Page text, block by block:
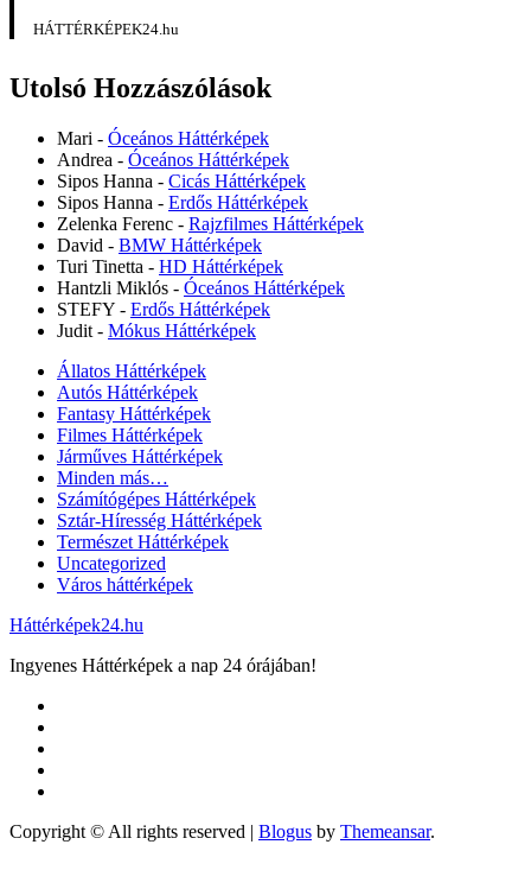
HÁTTÉRKÉPEK24.hu
Utolsó Hozzászólások
Mari - Óceános Háttérképek
Andrea - Óceános Háttérképek
Sipos Hanna - Cicás Háttérképek
Sipos Hanna - Erdős Háttérképek
Zelenka Ferenc - Rajzfilmes Háttérképek
David - BMW Háttérképek
Turi Tinetta - HD Háttérképek
Hantzli Miklós - Óceános Háttérképek
STEFY - Erdős Háttérképek
Judit - Mókus Háttérképek
Állatos Háttérképek
Autós Háttérképek
Fantasy Háttérképek
Filmes Háttérképek
Járműves Háttérképek
Minden más…
Számítógépes Háttérképek
Sztár-Híresség Háttérképek
Természet Háttérképek
Uncategorized
Város háttérképek
Háttérképek24.hu
Ingyenes Háttérképek a nap 24 órájában!
Copyright © All rights reserved | Blogus by Themeansar.